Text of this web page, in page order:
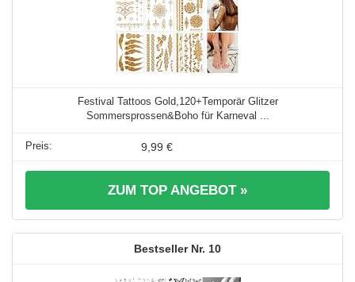
Festival Tattoos Gold,120+Temporär Glitzer
Sommersprossen&Boho für Karneval ...
9,99 €
ZUM TOP ANGEBOT »
10